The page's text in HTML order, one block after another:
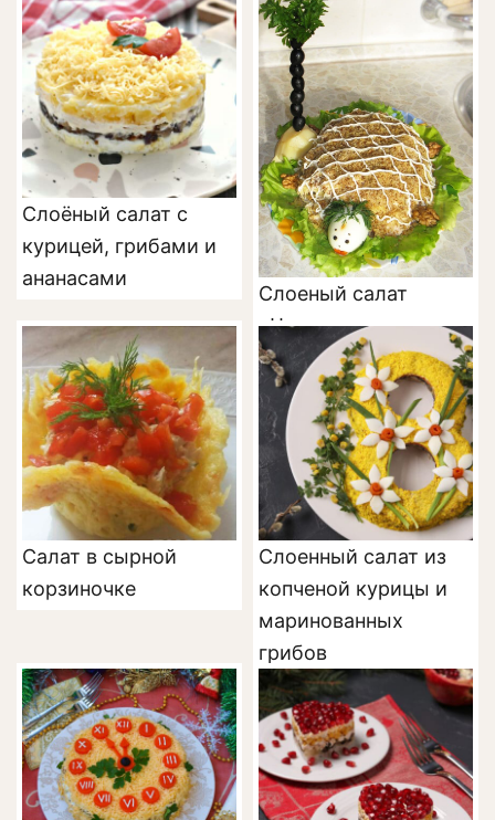
Слоёный салат с
курицей, грибами и
ананасами
Слоеный салат
«Черепаха» с
курицей
Салат в сырной
корзиночке
Слоенный салат из
копченой курицы и
маринованных
грибов